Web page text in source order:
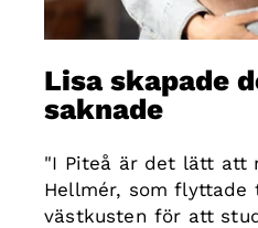
Lisa skapade
saknade
"I Piteå är det lätt att
Hellmér, som flyttade
västkusten för att